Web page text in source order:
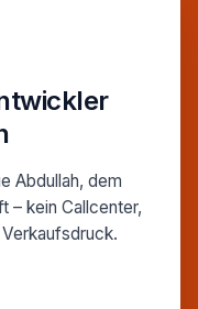
Abdullah, dem
– kein Callcenter,